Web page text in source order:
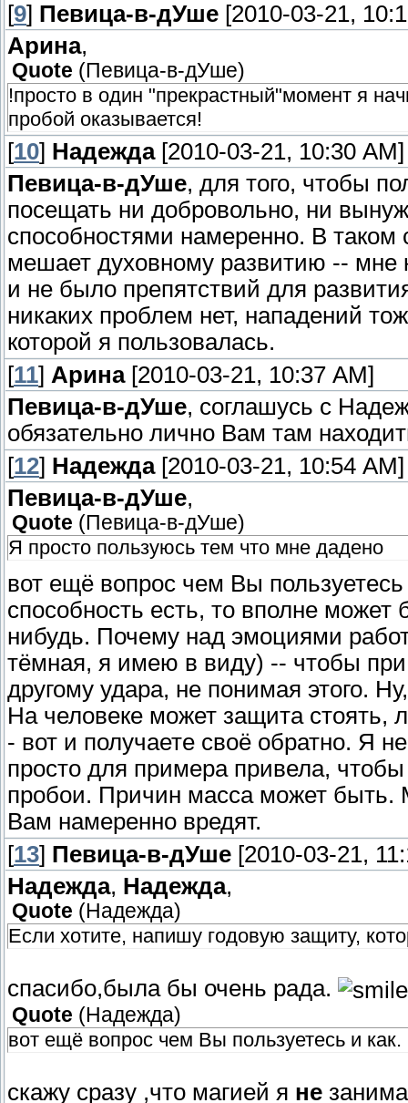
[9] Певица-в-дУше [2010-03-21,
Арина,
Quote ( Певица-в-дУше)
!просто в один "прекрастный"момент я
пробой оказывается!
[10] Надежда[2010-03-21, 10:30 AM]
Певица-в-дУше, для того, чтобы
посещать ни добровольно, ни
способностями намеренно. В таком
мешает духовному развитию -- мне
и не было препятствий для
никаких проблем нет, нападений
которой я пользовалась.
[11] Арина[2010-03-21, 10:37 AM]
Певица-в-дУше, соглашусь с
обязательно лично Вам там
[12] Надежда[2010-03-21, 10:54 AM]
Певица-в-дУше,
Quote ( Певица-в-дУше)
Я просто пользуюсь тем что мне дадено
вот ещё вопрос чем Вы
способность есть, то вполне
нибудь. Почему над эмоциями
тёмная, я имею в виду) -- чтобы
другому удара, не понимая этого.
На человеке может защита стоять,
- вот и получаете своё обратно. Я
просто для примера привела,
пробои. Причин масса может быть.
Вам намеренно вредят.
[13] Певица-в-дУше [2010-03-21,
Надежда, Надежда,
Quote ( Надежда)
Если хотите, напишу годовую защиту,
спасибо,была бы очень рада.
Quote (Надежда)
вот ещё вопрос чем Вы пользуетесь и как.
скажу сразу ,что магией я не